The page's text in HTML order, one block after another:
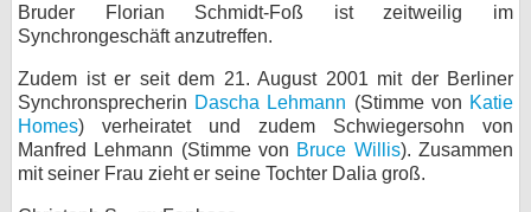
Bruder Florian Schmidt-Foß ist zeitweilig im
Synchrongeschäft anzutreffen.
Zudem ist er seit dem 21. August 2001 mit der Berliner
Synchronsprecherin Dascha Lehmann (Stimme von Katie
Homes) verheiratet und zudem Schwiegersohn von
Manfred Lehmann (Stimme von Bruce Willis). Zusammen
mit seiner Frau zieht er seine Tochter Dalia groß.
Cookie-Einstellungen
Impressum
Desktop-Ansicht
myFanbase